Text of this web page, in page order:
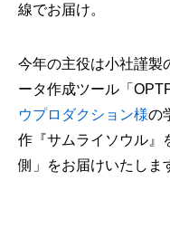
線でお届け。
今年の主役は小社謹製
ータ作成ツール「
ウプロダクション様の
作『サムライソウル』
側」をお届けいたしま